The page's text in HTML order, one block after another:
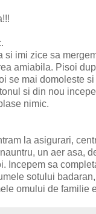
si imi zice sa
amiabila. Pisoi
se mai domoleste
si din nou
nimic.
la asigurari,
un aer asa,
Incepem sa
sotului
omului de familie